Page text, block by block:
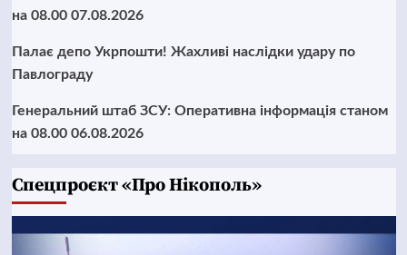
на 08.00 07.08.2026
Палає депо Укрпошти! Жахливі наслідки удару по
Павлограду
Генеральний штаб ЗСУ: Оперативна інформація станом
на 08.00 06.08.2026
Cпецпроєкт «Про Нікополь»